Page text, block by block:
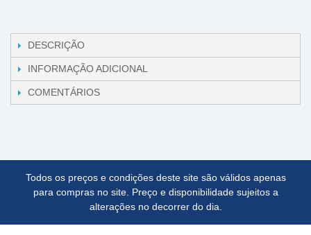
DESCRIÇÃO
INFORMAÇÃO ADICIONAL
COMENTÁRIOS
Todos os preços e condições deste site são válidos apenas
para compras no site. Preço e disponibilidade sujeitos a
alterações no decorrer do dia.